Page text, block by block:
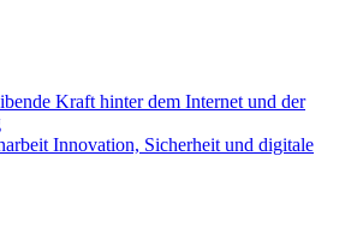
Kraft hinter dem Internet und der
Innovation, Sicherheit und digitale